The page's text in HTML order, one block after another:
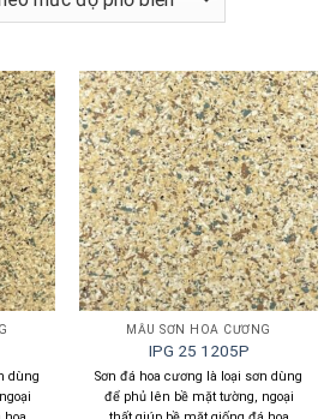
dùng
MẪU SƠN HOA CƯƠNG
IPG 25 1205P
Sơn đá hoa cương là loại sơn dùng
để phủ lên bề mặt tường, ngoại